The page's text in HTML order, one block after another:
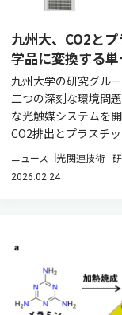
九州大、CO2と
学品に変換する
九州大学の研究グル
二つの深刻な環境問
な光触媒システムを
CO2排出とプラスチ
ニュース 光関連技術
2026.02.24